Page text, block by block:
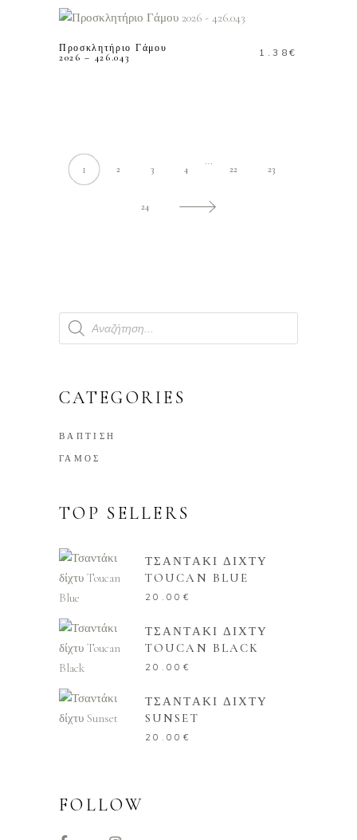
Προσκλητήριο Γάμου
2026 – 426.043
1.38€
1 2 3 4 22 23
24
Products
search
CATEGORIES
ΒΑΠΤΙΣΗ
ΓΑΜΟΣ
TOP SELLERS
ΤΣΑΝΤΑΚΙ ΔΙΧΤΥ
TOUCAN BLUE
20.00 €
ΤΣΑΝΤΑΚΙ ΔΙΧΤΥ
TOUCAN BLACK
20.00 €
ΤΣΑΝΤΑΚΙ ΔΙΧΤΥ
SUNSET
20.00 €
FOLLOW